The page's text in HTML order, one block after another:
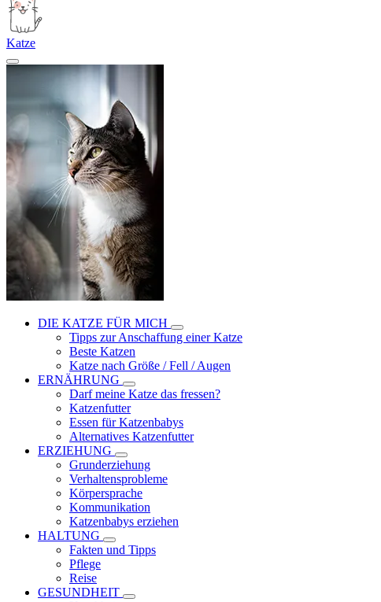
Katze
DIE KATZE FÜR MICH
Tipps zur Anschaffung einer Katze
Beste Katzen
Katze nach Größe / Fell / Augen
ERNÄHRUNG
Darf meine Katze das fressen?
Katzenfutter
Essen für Katzenbabys
Alternatives Katzenfutter
ERZIEHUNG
Grunderziehung
Verhaltensprobleme
Körpersprache
Kommunikation
Katzenbabys erziehen
HALTUNG
Fakten und Tipps
Pflege
Reise
GESUNDHEIT